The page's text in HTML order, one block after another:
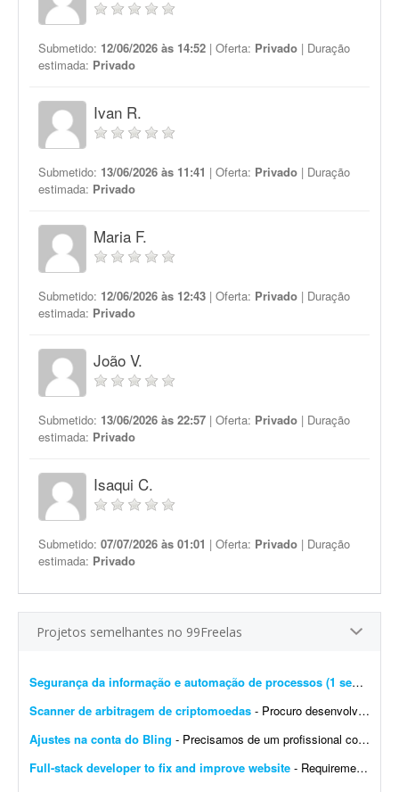
Submetido: 12/06/2026 às 14:52 | Oferta: Privado | Duração
estimada: Privado
Ivan R.
Submetido: 13/06/2026 às 11:41 | Oferta: Privado | Duração
estimada: Privado
Maria F.
Submetido: 12/06/2026 às 12:43 | Oferta: Privado | Duração
estimada: Privado
João V.
Submetido: 13/06/2026 às 22:57 | Oferta: Privado | Duração
estimada: Privado
Isaqui C.
Submetido: 07/07/2026 às 01:01 | Oferta: Privado | Duração
estimada: Privado
Projetos semelhantes no 99Freelas
Segurança da informação e automação de processos (1 semana)
Scanner de arbitragem de criptomoedas - Procuro desenvolvedor full stack para criar uma plataforma profissional e scanner de arbitragem de criptomoedas, semelhante às principais soluções internacionais do mercado, po...
Ajustes na conta do Bling - Precisamos de um profissional com experiência em e-commerce e em configurações no Bling. Atualmente temos a conta de um cliente integrada com loja própria, Mercado Livre,...
Full-stack developer to fix and improve website - Requirements: - Basic to intermediate full-stack development skills - Experience with front-end and back-end web development - Ability to troubleshoot bugs and make small improvements - Good commu...